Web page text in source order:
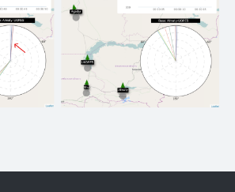
субрегионами, и
электростанций, у которых
вращаются независимо друг от
векторам на карте и по векторам